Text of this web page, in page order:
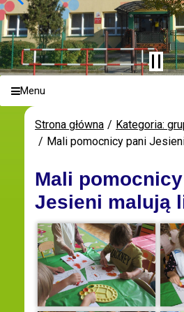
Menu
Strona główna
Kategoria:
Mali pomocnicy pani
Mali
Jesieni malują